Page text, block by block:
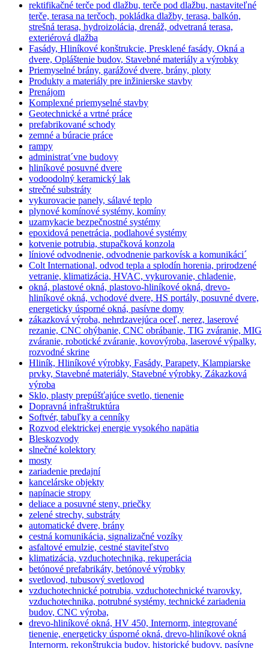
rektifikačné terče pod dlažbu, terče pod dlažbu, nastaviteľné
terče, terasa na terčoch, pokládka dlažby, terasa, balkón,
strešná terasa, hydroizolácia, drenáž, odvetraná terasa,
exteriérová dlažba
Fasády, Hliníkové konštrukcie, Presklené fasády, Okná a
dvere, Opláštenie budov, Stavebné materiály a výrobky
Priemyselné brány, garážové dvere, brány, ploty
Produkty a materiály pre inžinierske stavby
Prenájom
Komplexné priemyselné stavby
Geotechnické a vrtné práce
prefabrikované schody
zemné a búracie práce
rampy
administrat´vne budovy
hliníkové posuvné dvere
vodoodolný keramický lak
strečné substráty
vykurovacie panely, sálavé teplo
plynové komínové systémy, komíny
uzamykacie bezpečnostné systémy
epoxidová penetrácia, podlahové systémy
kotvenie potrubia, stupačková konzola
líniové odvodnenie, odvodnenie parkovísk a komunikáci´
Colt International, odvod tepla a splodín horenia, prirodzené
vetranie, klimatizácia, HVAC, vykurovanie, chladenie,
okná, plastové okná, plastovo-hliníkové okná, drevo-
hliníkové okná, vchodové dvere, HS portály, posuvné dvere,
energeticky úsporné okná, pasívne domy
zákazková výroba, nehrdzavejúca oceľ, nerez, laserové
rezanie, CNC ohýbanie, CNC obrábanie, TIG zváranie, MIG
zváranie, robotické zváranie, kovovýroba, laserové výpalky,
rozvodné skrine
Hliník, Hliníkové výrobky, Fasády, Parapety, Klampiarske
prvky, Stavebné materiály, Stavebné výrobky, Zákazková
výroba
Sklo, plasty prepúšťajúce svetlo, tienenie
Dopravná infraštruktúra
Softvér, tabuľky a cenníky
Rozvod elektrickej energie vysokého napätia
Bleskozvody
slnečné kolektory
mosty
zariadenie predajní
kancelárske objekty
napínacie stropy
deliace a posuvné steny, priečky
zelené strechy, substráty
automatické dvere, brány
cestná komunikácia, signalizačné vozíky
asfaltové emulzie, cestné staviteľstvo
klimatizácia, vzduchotechnika, rekuperácia
betónové prefabrikáty, betónové výrobky
svetlovod, tubusový svetlovod
vzduchotechnické potrubia, vzduchotechnické tvarovky,
vzduchotechnika, potrubné systémy, technické zariadenia
budov, CNC výroba,
drevo-hliníkové okná, HV 450, Internorm, integrované
tienenie, energeticky úsporné okná, drevo-hliníkové okná
Internorm, rekonštrukcia budov, historické budovy, pasívne